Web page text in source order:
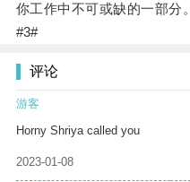
你工作中不可或缺的一部分。
#3#
评论
游客
Horny Shriya called you
2023-01-08